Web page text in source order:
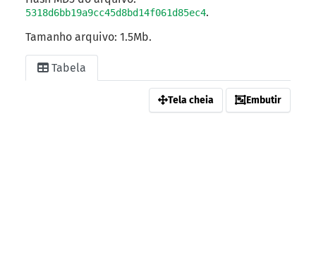
5318d6bb19a9cc45d8bd14f061d85ec4.
Tamanho arquivo: 1.5Mb.
Tabela
Tela cheia Embutir